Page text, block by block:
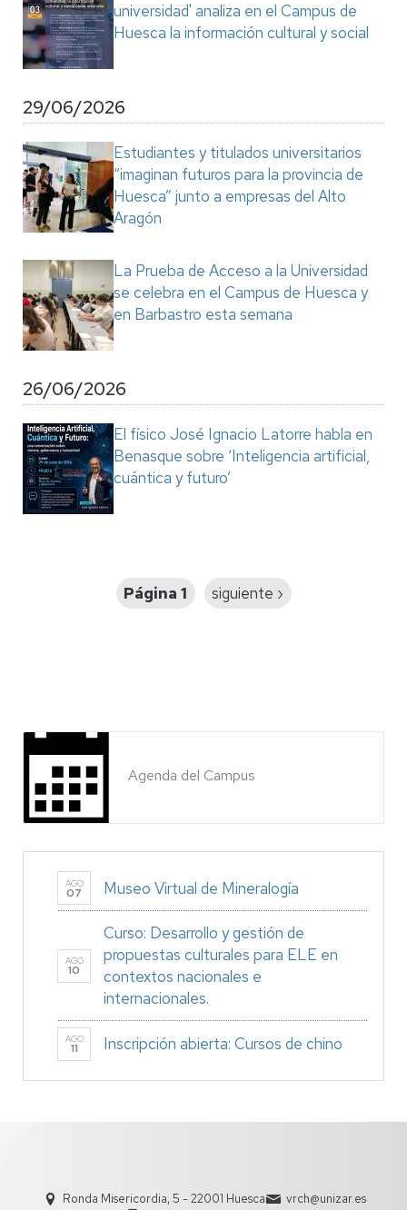
universidad' analiza en el Campus de
Huesca la información cultural y social
29/06/2026
Estudiantes y titulados universitarios
“imaginan futuros para la provincia de
Huesca” junto a empresas del Alto
Aragón
La Prueba de Acceso a la Universidad
se celebra en el Campus de Huesca y
en Barbastro esta semana
26/06/2026
El físico José Ignacio Latorre habla en
Benasque sobre ‘Inteligencia artificial,
cuántica y futuro’
Página 1
Siguiente
siguiente ›
Agenda del Campus
AGO
07 Museo Virtual de Mineralogía
AGO
10
Curso: Desarrollo y gestión de
propuestas culturales para ELE en
contextos nacionales e
internacionales.
AGO
11 Inscripción abierta: Cursos de chino
Ronda Misericordia, 5 - 22001 Huesca
vrch@unizar.es